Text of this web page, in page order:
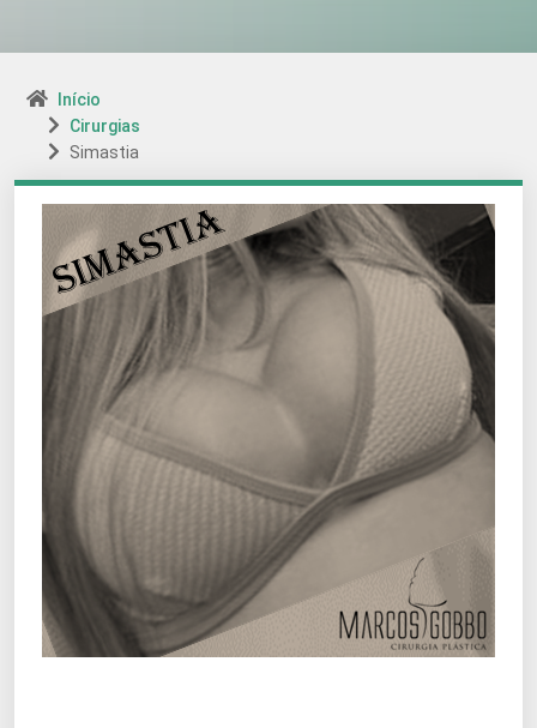
Início
Cirurgias
Simastia